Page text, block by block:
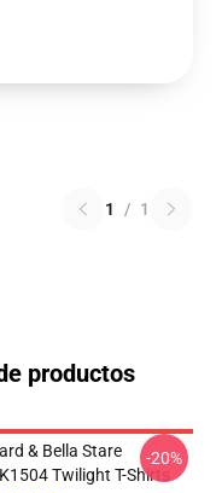
1 / 1
productos
& Bella Stare
Twilight T-Shirts
-20%